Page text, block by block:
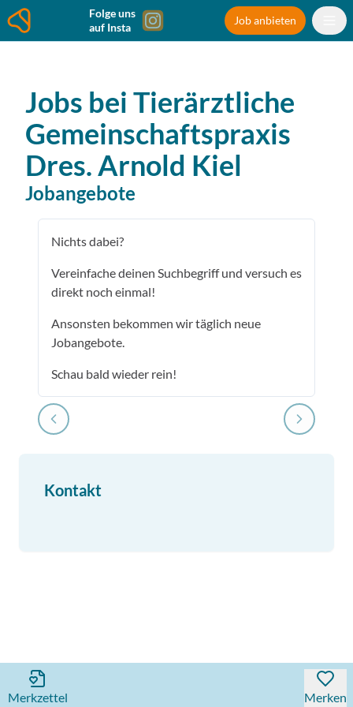
Folge uns
auf Insta
Job anbieten
Jobs bei Tierärztliche
Gemeinschaftspraxis
Dres. Arnold Kiel
Jobangebote
Nichts dabei?
Vereinfache deinen Suchbegriff und versuch es
direkt noch einmal!
Ansonsten bekommen wir täglich neue
Jobangebote.
Schau bald wieder rein!
Kontakt
Merkzettel Merken